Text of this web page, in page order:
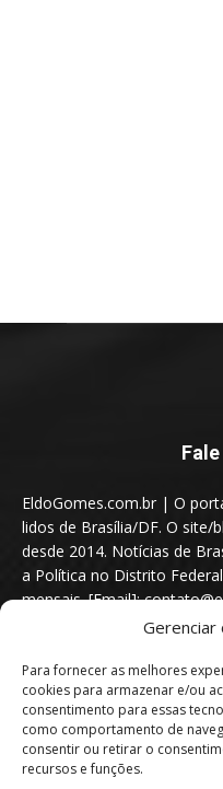
Gerenciar
Para fornecer as melhores
cookies para armazenar e/ou
consentimento para essas
como comportamento de
consentir ou retirar o
recursos e funções.
EldoGomes.com.br | O
lidos de Brasília/DF. O site/
desde 2014. Notícias de
a Política no Distrito
mensais. [Email]: